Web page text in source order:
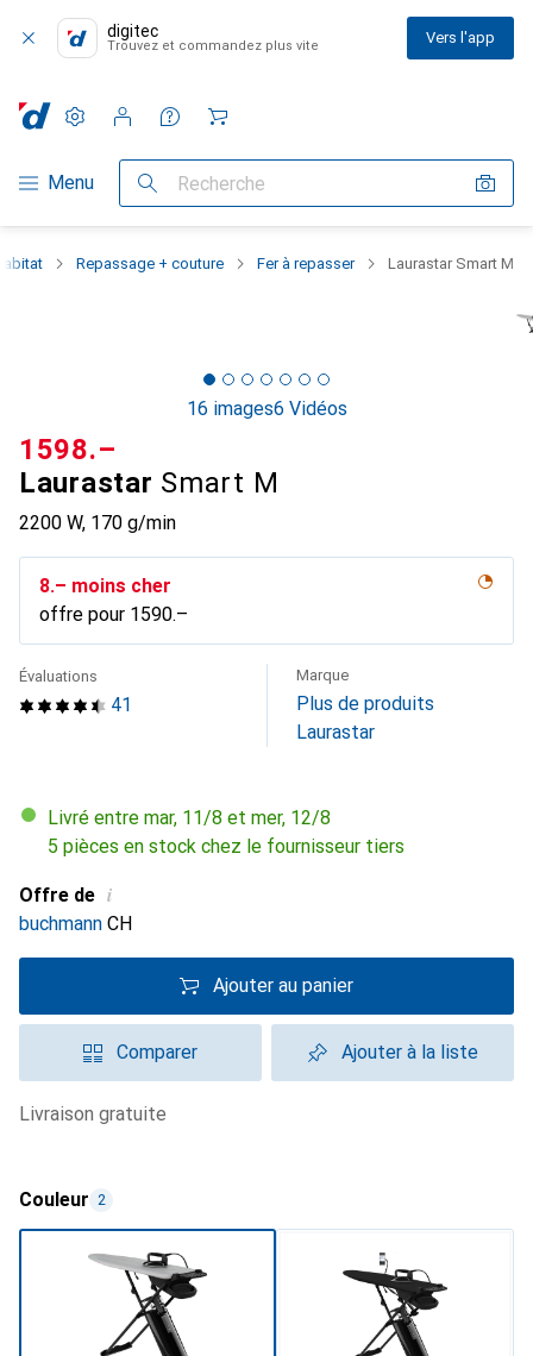
digitec
Trouvez et commandez plus vite Vers l'app
Navigation par catégorie
Menu Recherche
Paramètres
Compte client
Listes de comparaison
Listes d'envies
Panier
Repassage + couture Fer à repasser Laurastar Smart M
16 images6 Vidéos
Laurastar Smart M
2200 W, 170 g/min
CHF
1598.–
CHF
8.– moins cher
offre pour CHF
1590.–
41
Évaluations Marque
Plus de produits
Laurastar
Livré entre mar, 11/8 et mer, 12/8
5 pièces en stock chez le fournisseur tiers
Offre de i
buchmann CH
Ajouter au panier
Comparer Ajouter à la liste
livraison gratuite
Couleur 2